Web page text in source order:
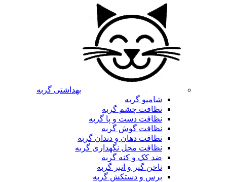
بهداشتی گربه
شامپو گربه
نظافت چشم گربه
نظافت دست و پا گربه
نظافت گوش گربه
نظافت دهان و دندان گربه
نظافت محل نگهداری گربه
ضد کک و کنه گربه
ناخن گیر و انبر گربه
برس و دستکش گربه